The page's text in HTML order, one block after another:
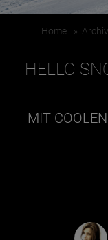
Home » Archiv
HELLO
MIT